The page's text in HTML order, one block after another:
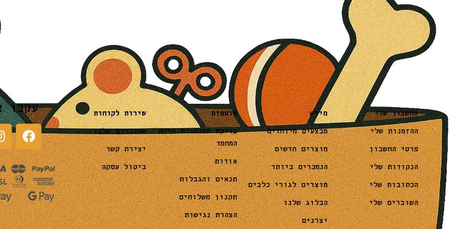
החשבון שלי
ההזמנות שלי
פרטי החשבון
הנקודות שלי
הכתובות שלי
השוברים שלי
מידע
מבצעים מיוחדים
מוצרים חדשים
הנמכרים ביותר
מוצרים לגורי כלבים
הבלוג שלנו
יצרנים
תוספות
בדיקת התנהגות חיית
המחמד
אודות
תנאים והגבלות
תקנון משלוחים
הצהרת נגישות
שירות לקוחות
החנויות שלנו
יצירת קשר
ביטול עסקה
עקבו